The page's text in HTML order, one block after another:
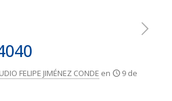
FELIPE JIMÉNEZ CONDE en
9 de